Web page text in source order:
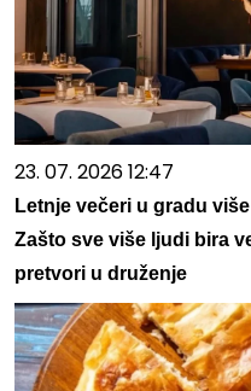
23. 07. 2026 12:47
Letnje večeri u gradu
Zašto sve više ljudi bira
pretvori u druženje